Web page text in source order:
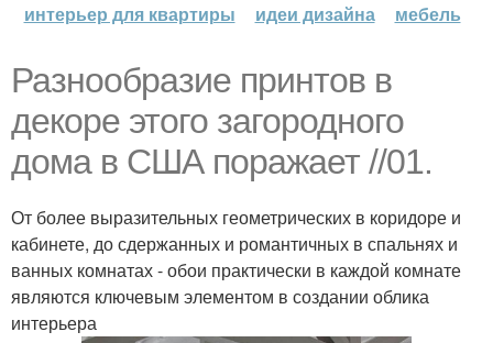
интерьер для квартиры
идеи дизайна мебель
Разнообразие принтов в
декоре этого загородного
дома в США поражает //01.
От более выразительных геометрических в коридоре и
кабинете, до сдержанных и романтичных в спальнях и
ванных комнатах - обои практически в каждой комнате
являются ключевым элементом в создании облика
интерьера